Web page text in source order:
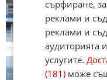
сърфиране,
реклами и
реклами и
аудиторията
услугите.
(181) може